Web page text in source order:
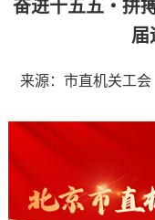
奋进十五五・拼
届
来源：市直机关工会